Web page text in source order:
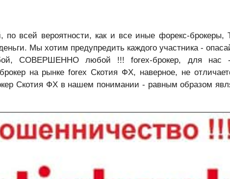
по всей вероятности, как и все иные форекс-
Мы хотим предупредить каждого участника -
СОВЕРШЕННО любой !!! forex-брокер, для нас
на рынке forex Скотия ФХ, наверное, не
Скотия ФХ в нашем понимании - равным образом